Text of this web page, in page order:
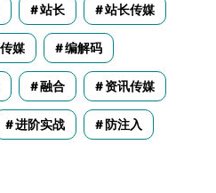
站长 站长传媒
媒 编解码
融合 资讯传媒
进阶实战 防注入